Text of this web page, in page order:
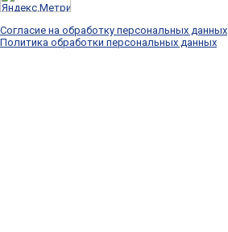
Согласие на обработку персональных данных
Политика обработки персональных данных